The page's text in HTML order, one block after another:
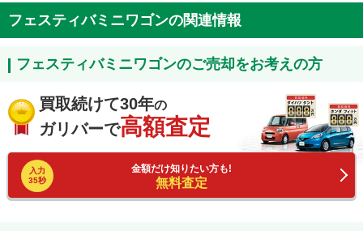
フェスティバミニワゴンの関連情報
フェスティバミニワゴンのご売却をお考えの方
買取続けて30年の
ガリバーで高額査定
入力
35秒
金額だけ知りたい方も!
無料査定